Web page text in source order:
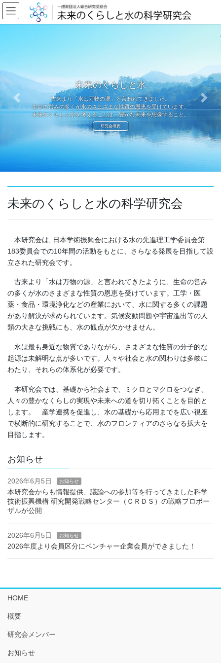
コ
ン
テ
キ
ッ
プ
ナ
ビ
ゲ
に
移
動
未来のくらしと水
古来より「水は万物の源」と言われてきました。
生命の営みの多くが水のさまざまな性質の恩恵を受けています。
未来のくらしと水を考えることは、豊かな未来を想像すること。
研究会概要
Previous Next
未来のくらしと水の科学研究会
本研究会は, 日本学術振興会における水の先進理工学委員会第
183委員会での10年間の活動をもとに、さらなる発展を目指して設
立された研究会です。
古来より「水は万物の源」と言われてきたように、生命の営み
の多くが水のさまざまな性質の恩恵を受けています。工学・医
薬・食品・環境浄化などの産業において、水に関する多くの課題
があり解決が求められています。気候変動問題や宇宙進出等の人
類の大きな挑戦にも、水の観点が欠かせません。
水は最も身近な物質でありながら、さまざまな性質の分子的な
起源は未解明な点が多いです。人々や社会と水の関わりは多岐に
わたり、それらの体系化が必要です。
本研究会では、基礎から社会まで、ミクロとマクロをつなぎ、
人々の豊かなくらしの実現や未来への道を切り拓くことを目的と
します。 産学連携を促進し、水の基礎から応用までを広い視座
で横断的に研究することで、水のフロンティアのさらなる拡大を
目指します。
お知らせ
2026年6月5日 お知らせ
本研究会からも情報提供、議論への参加等を行ってきました科学
技術振興機構 研究開発戦略センター（ＣＲＤＳ）の戦略プロポー
ザルが公開
2026年6月5日 お知らせ
2026年度より会員区分にベンチャー企業会員ができました！
HOME
概要
研究会メンバー
お知らせ